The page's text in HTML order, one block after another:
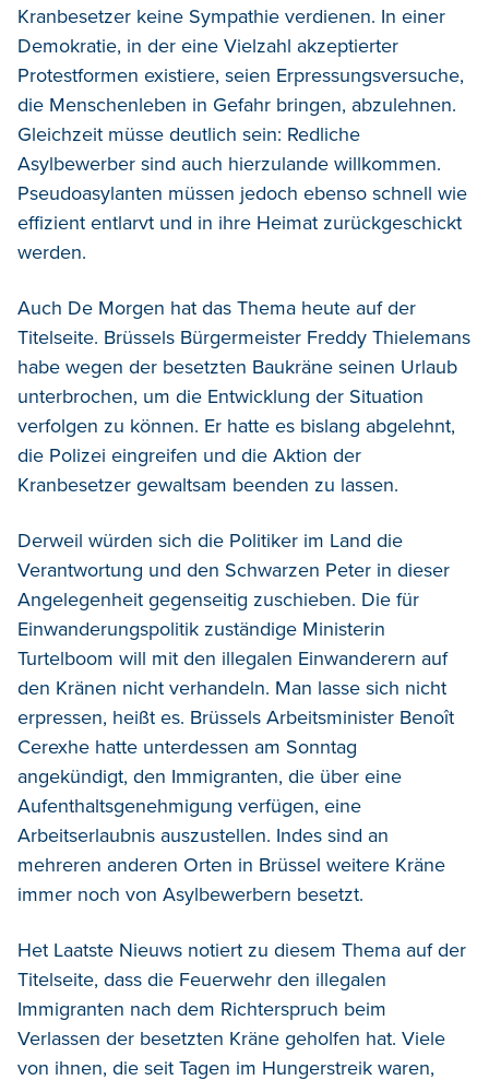
Kranbesetzer keine Sympathie verdienen. In einer
Demokratie, in der eine Vielzahl akzeptierter
Protestformen existiere, seien Erpressungsversuche,
die Menschenleben in Gefahr bringen, abzulehnen.
Gleichzeit müsse deutlich sein: Redliche
Asylbewerber sind auch hierzulande willkommen.
Pseudoasylanten müssen jedoch ebenso schnell wie
effizient entlarvt und in ihre Heimat zurückgeschickt
werden.
Auch De Morgen hat das Thema heute auf der
Titelseite. Brüssels Bürgermeister Freddy Thielemans
habe wegen der besetzten Baukräne seinen Urlaub
unterbrochen, um die Entwicklung der Situation
verfolgen zu können. Er hatte es bislang abgelehnt,
die Polizei eingreifen und die Aktion der
Kranbesetzer gewaltsam beenden zu lassen.
Derweil würden sich die Politiker im Land die
Verantwortung und den Schwarzen Peter in dieser
Angelegenheit gegenseitig zuschieben. Die für
Einwanderungspolitik zuständige Ministerin
Turtelboom will mit den illegalen Einwanderern auf
den Kränen nicht verhandeln. Man lasse sich nicht
erpressen, heißt es. Brüssels Arbeitsminister Benoît
Cerexhe hatte unterdessen am Sonntag
angekündigt, den Immigranten, die über eine
Aufenthaltsgenehmigung verfügen, eine
Arbeitserlaubnis auszustellen. Indes sind an
mehreren anderen Orten in Brüssel weitere Kräne
immer noch von Asylbewerbern besetzt.
Het Laatste Nieuws notiert zu diesem Thema auf der
Titelseite, dass die Feuerwehr den illegalen
Immigranten nach dem Richterspruch beim
Verlassen der besetzten Kräne geholfen hat. Viele
von ihnen, die seit Tagen im Hungerstreik waren,